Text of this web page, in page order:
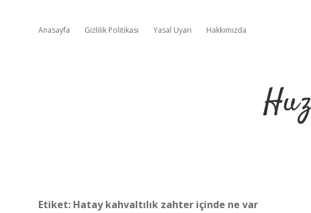
Anasayfa Gizlilik Politikası Yasal Uyarı Hakkımızda
Etiket: Hatay kahvaltılık zahter içinde ne var